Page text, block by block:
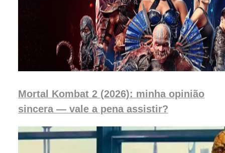
Mortal Kombat 2 (2026): minha opinião
sincera — vale a pena assistir?